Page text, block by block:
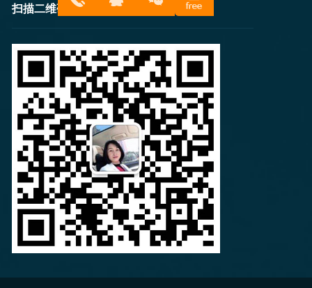
扫描二维码
899